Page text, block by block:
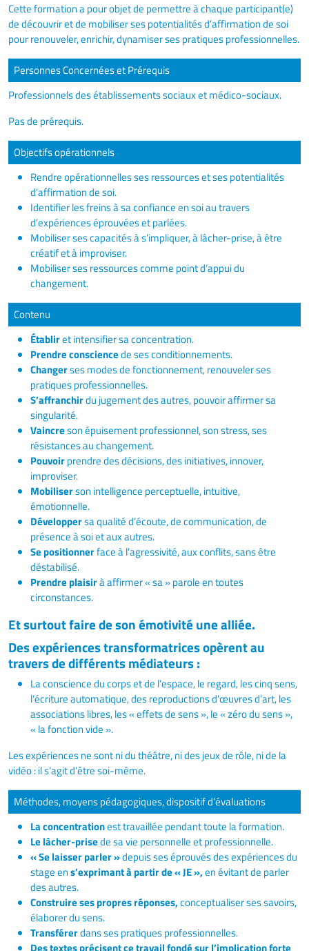
Cette formation a pour objet de permettre à chaque participant(e)
de découvrir et de mobiliser ses potentialités d’affirmation de soi
pour renouveler, enrichir, dynamiser ses pratiques professionnelles.
Personnes Concernées et Prérequis
Professionnels des établissements sociaux et médico-sociaux.
Pas de prérequis.
Objectifs opérationnels
Rendre opérationnelles ses ressources et ses potentialités
d’affirmation de soi.
Identifier les freins à sa confiance en soi au travers
d’expériences éprouvées et parlées.
Mobiliser ses capacités à s’impliquer, à lâcher-prise, à être
créatif et à improviser.
Mobiliser ses ressources comme point d’appui du
changement.
Contenu
Établiret intensifier sa concentration.
Prendreconsciencede ses conditionnements.
Changerses modes de fonctionnement, renouveler ses
pratiques professionnelles.
S’affranchirdu jugement des autres, pouvoir affirmer sa
singularité.
Vaincreson épuisement professionnel, son stress, ses
résistances au changement.
Pouvoirprendre des décisions, des initiatives, innover,
improviser.
Mobiliserson intelligence perceptuelle, intuitive,
émotionnelle.
Développersa qualité d’écoute, de communication, de
présence à soi et aux autres.
Se positionnerface à l’agressivité, aux conflits, sans être
déstabilisé.
Prendre plaisirà affirmer « sa » parole en toutes
circonstances.
Et surtout faire de son émotivité une alliée.
Des expériences transformatrices opèrent au
travers de différents médiateurs :
La conscience du corps et de l’espace, le regard, les cinq sens,
l’écriture automatique, des reproductions d’œuvres d’art, les
associations libres, les « effets de sens », le « zéro du sens »,
« la fonction vide ».
Les expériences ne sont ni du théâtre, ni des jeux de rôle, ni de la
vidéo : il s’agit d’être soi-même.
Méthodes, moyens pédagogiques, dispositif d’évaluations
La concentrationest travaillée pendant toute la formation.
Le lâcher-prisede sa vie personnelle et professionnelle.
« Se laisser parler »depuis ses éprouvés des expériences du
stage ens’exprimant à partir de « JE »,en évitant de parler
des autres.
Construire ses propres réponses,conceptualiser ses savoirs,
élaborer du sens.
Transférerdans ses pratiques professionnelles.